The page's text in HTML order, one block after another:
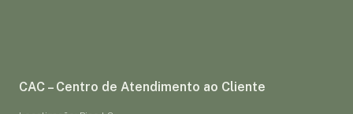
CAC – Centro de Atendimento ao Cliente